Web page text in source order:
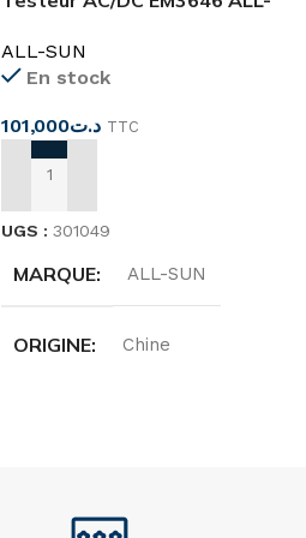
ALL-SUN
En stock
د.ت101,000 TTC
AJOUTER AU PANIER
UGS :301049
MARQUE ALL-SUN
ORIGINE Chine